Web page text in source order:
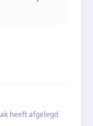
heeft afgelegd